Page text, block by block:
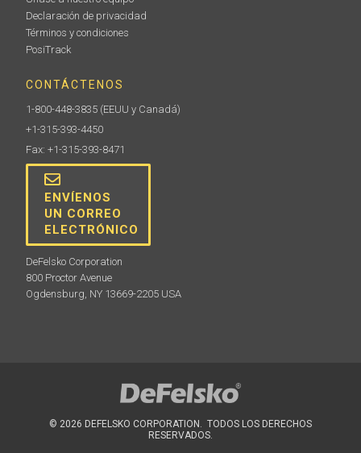
Juego de laminas certificadas por Testex
Verifican la precisión y funcionamiento de
micrómetros Testex. Ideales para cumplir requisitos
ISO e internos de control de calidad. Incluyen
Información
Declaración de privacidad
Términos y condiciones
PosiTrack
CONTÁCTENOS
1-800-448-3835 (EEUU y Canadá)
+1-315-393-4450
Fax: +1-315-393-8471
ENVÍENOS
UN CORREO
ELECTRÓNICO
DeFelsko Corporation
800 Proctor Avenue
Ogdensburg, NY 13669-2205 USA
© 2026 DEFELSKO CORPORATION. TODOS LOS DERECHOS
RESERVADOS.